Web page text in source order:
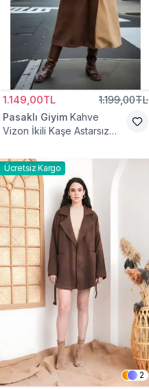
1.149,00TL 1.199,00TL
Pasaklı Giyim Kahve
Vizon İkili Kaşe Astarsız
Ücretsiz Kargo
2